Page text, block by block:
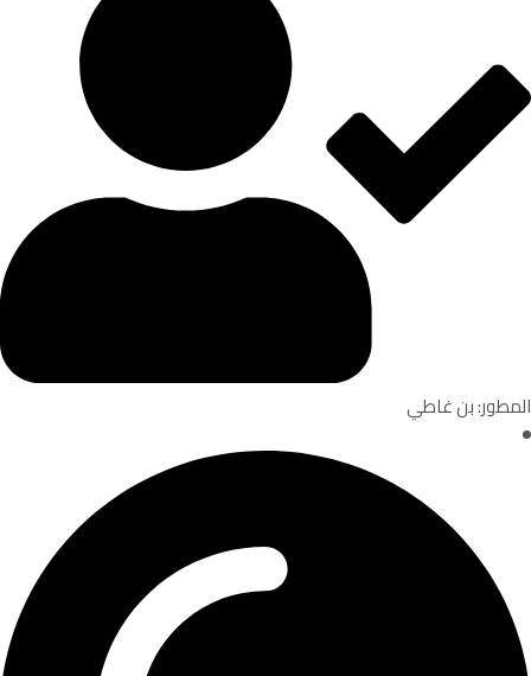
المطور: بن غاطي